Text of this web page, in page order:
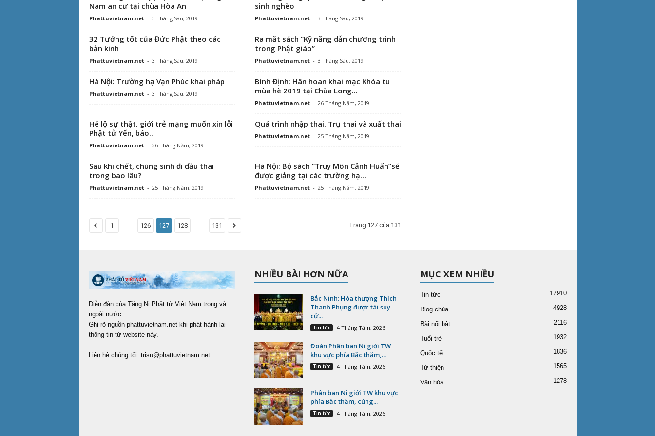
Nam an cư tại chùa Hòa An
Phattuvietnam.net - 3 Tháng Sáu, 2019
sinh nghèo
Phattuvietnam.net - 3 Tháng Sáu, 2019
32 Tướng tốt của Đức Phật theo các
bản kinh
Phattuvietnam.net - 3 Tháng Sáu, 2019
Ra mắt sách “Kỹ năng dẫn chương trình
trong Phật giáo”
Phattuvietnam.net - 3 Tháng Sáu, 2019
Hà Nội: Trường hạ Vạn Phúc khai pháp
Phattuvietnam.net - 3 Tháng Sáu, 2019
Bình Định: Hân hoan khai mạc Khóa tu
mùa hè 2019 tại Chùa Long...
Phattuvietnam.net - 26 Tháng Năm, 2019
Hé lộ sự thật, giới trẻ mạng muốn xin lỗi
Phật tử Yến, báo...
Phattuvietnam.net - 26 Tháng Năm, 2019
Quá trình nhập thai, Trụ thai và xuất thai
Phattuvietnam.net - 25 Tháng Năm, 2019
Sau khi chết, chúng sinh đi đầu thai
trong bao lâu?
Phattuvietnam.net - 25 Tháng Năm, 2019
Hà Nội: Bộ sách “Truy Môn Cảnh Huấn”sẽ
được giảng tại các trường hạ...
Phattuvietnam.net - 25 Tháng Năm, 2019
1 ... 126 127 128 ... 131 Trang 127 của 131
Diễn đàn của Tăng Ni Phật tử Việt Nam trong và
ngoài nước
Ghi rõ nguồn phattuvietnam.net khi phát hành lại
thông tin từ website này.
Liên hệ chúng tôi: trisu@phattuvietnam.net
NHIỀU BÀI HƠN NỮA
Bắc Ninh: Hòa thượng Thích
Thanh Phụng được tái suy
cử...
Tin tức 4 Tháng Tám, 2026
Đoàn Phân ban Ni giới TW
khu vực phía Bắc thăm,...
Tin tức 4 Tháng Tám, 2026
Phân ban Ni giới TW khu vực
phía Bắc thăm, cúng...
Tin tức 4 Tháng Tám, 2026
MỤC XEM NHIỀU
Tin tức 17910
Blog chùa 4928
Bài nổi bật 2116
Tuổi trẻ 1932
Quốc tế 1836
Từ thiện 1565
Văn hóa 1278